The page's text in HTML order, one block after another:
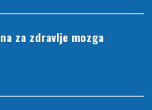
za zdravlje mozga